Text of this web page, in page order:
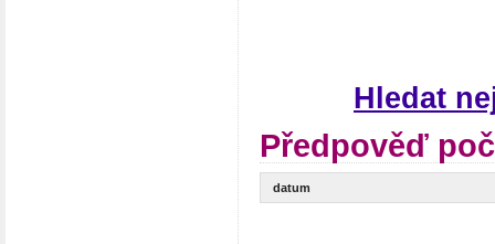
Hledat
Předpověď
datum